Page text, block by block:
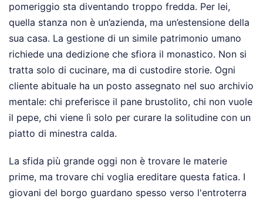
pomeriggio sta diventando troppo fredda. Per lei,
quella stanza non è un’azienda, ma un’estensione della
sua casa. La gestione di un simile patrimonio umano
richiede una dedizione che sfiora il monastico. Non si
tratta solo di cucinare, ma di custodire storie. Ogni
cliente abituale ha un posto assegnato nel suo archivio
mentale: chi preferisce il pane brustolito, chi non vuole
il pepe, chi viene lì solo per curare la solitudine con un
piatto di minestra calda.
La sfida più grande oggi non è trovare le materie
prime, ma trovare chi voglia ereditare questa fatica. I
giovani del borgo guardano spesso verso l'entroterra